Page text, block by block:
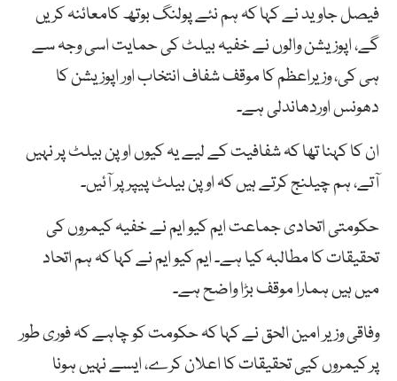
فیصل جاوید نے کہا کہ ہم نئے پولنگ بوتھ کامعائنہ کریں
گے، اپوزیشن والوں نے خفیہ بیلٹ کی حمایت اسی وجہ سے
ہی کی، وزیراعظم کا موقف شفاف انتخاب اور اپوزیشن کا
دھونس اوردھاندلی ہے۔
ان کا کہنا تھا کہ شفافیت کے لیے یہ کیوں اوپن بیلٹ پر نہیں
آتے، ہم چیلنج کرتے ہیں کہ اوپن بیلٹ پیپر پر آئیں۔
حکومتی اتحادی جماعت ایم کیو ایم نے خفیہ کیمروں کی
تحقیقات کا مطالبہ کیا ہے۔ ایم کیو ایم نے کہا کہ ہم اتحاد
میں ہیں ہمارا موقف بڑا واضح ہے۔
وفاقی وزیر امین الحق نے کہا کہ حکومت کو چاہے کہ فوری طور
پر کیمروں کیی تحقیقات کا اعلان کرے، ایسے نہیں ہونا